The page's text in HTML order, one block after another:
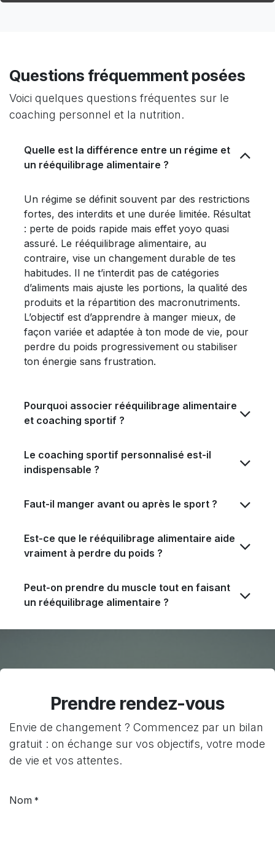
Questions fréquemment posées
Voici quelques questions fréquentes sur le
coaching personnel et la nutrition.
Quelle est la différence entre un régime et
un rééquilibrage alimentaire ?
Un régime se définit souvent par des restrictions
fortes, des interdits et une durée limitée. Résultat
: perte de poids rapide mais effet yoyo quasi
assuré. Le rééquilibrage alimentaire, au
contraire, vise un changement durable de tes
habitudes. Il ne t’interdit pas de catégories
d’aliments mais ajuste les portions, la qualité des
produits et la répartition des macronutriments.
L’objectif est d’apprendre à manger mieux, de
façon variée et adaptée à ton mode de vie, pour
perdre du poids progressivement ou stabiliser
ton énergie sans frustration.
Pourquoi associer rééquilibrage alimentaire
et coaching sportif ?
Le coaching sportif personnalisé est-il
indispensable ?
Faut-il manger avant ou après le sport ?
Est-ce que le rééquilibrage alimentaire aide
vraiment à perdre du poids ?
Peut-on prendre du muscle tout en faisant
un rééquilibrage alimentaire ?
Prendre rendez-vous
Envie de changement ? Commencez par un bilan
gratuit : on échange sur vos objectifs, votre mode
de vie et vos attentes.
Nom *